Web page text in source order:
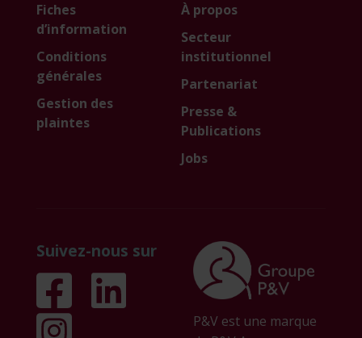
Fiches
d’information
Conditions
générales
Gestion des
plaintes
À propos
Secteur
institutionnel
Partenariat
Presse &
Publications
Jobs
Suivez-nous sur
P&V est une marque